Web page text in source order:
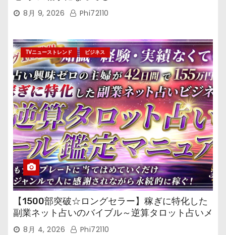
8月 9, 2026 Phi72110
TVニューストレンド ビジネス
【1500部突破☆ロングセラー】稼ぎに特化した
副業ネット占いのバイブル～逆算タロット占いメ
ール鑑定マニュアル～
8月 4, 2026 Phi72110